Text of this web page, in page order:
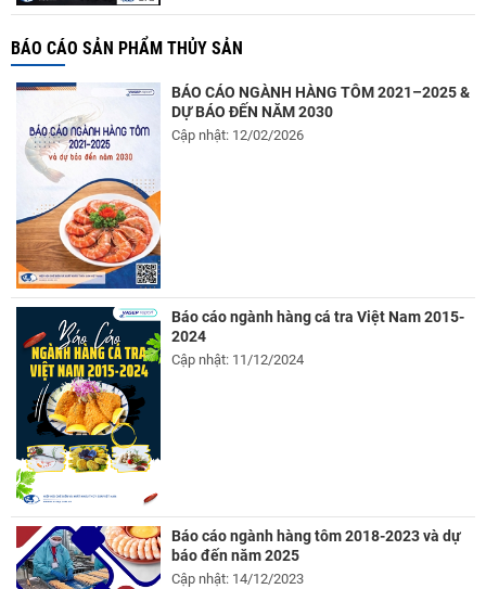
BÁO CÁO SẢN PHẨM THỦY SẢN
BÁO CÁO NGÀNH HÀNG TÔM 2021–2025 &
DỰ BÁO ĐẾN NĂM 2030
Cập nhật: 12/02/2026
Báo cáo ngành hàng cá tra Việt Nam 2015-
2024
Cập nhật: 11/12/2024
Báo cáo ngành hàng tôm 2018-2023 và dự
báo đến năm 2025
Cập nhật: 14/12/2023